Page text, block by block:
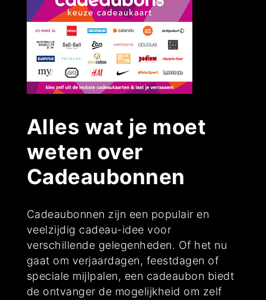
Alles wat je moet
weten over
Cadeaubonnen
Cadeaubonnen zijn een populair en
veelzijdig cadeau-idee voor
verschillende gelegenheden. Of het nu
gaat om verjaardagen, feestdagen of
speciale mijlpalen, een cadeaubon biedt
de ontvanger de mogelijkheid om zelf